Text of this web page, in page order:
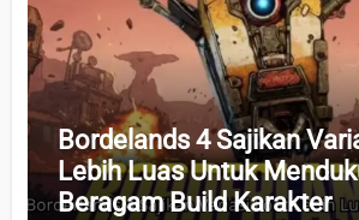
Bordelands 4 Sajikan
Lebih Luas Untuk
Beragam Build Karakter